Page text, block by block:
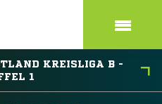
KREISLIGA B -
1